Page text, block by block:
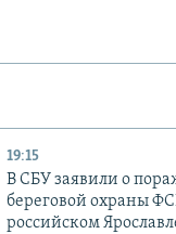
19:15
В СБУ заявили о
береговой охраны
российском